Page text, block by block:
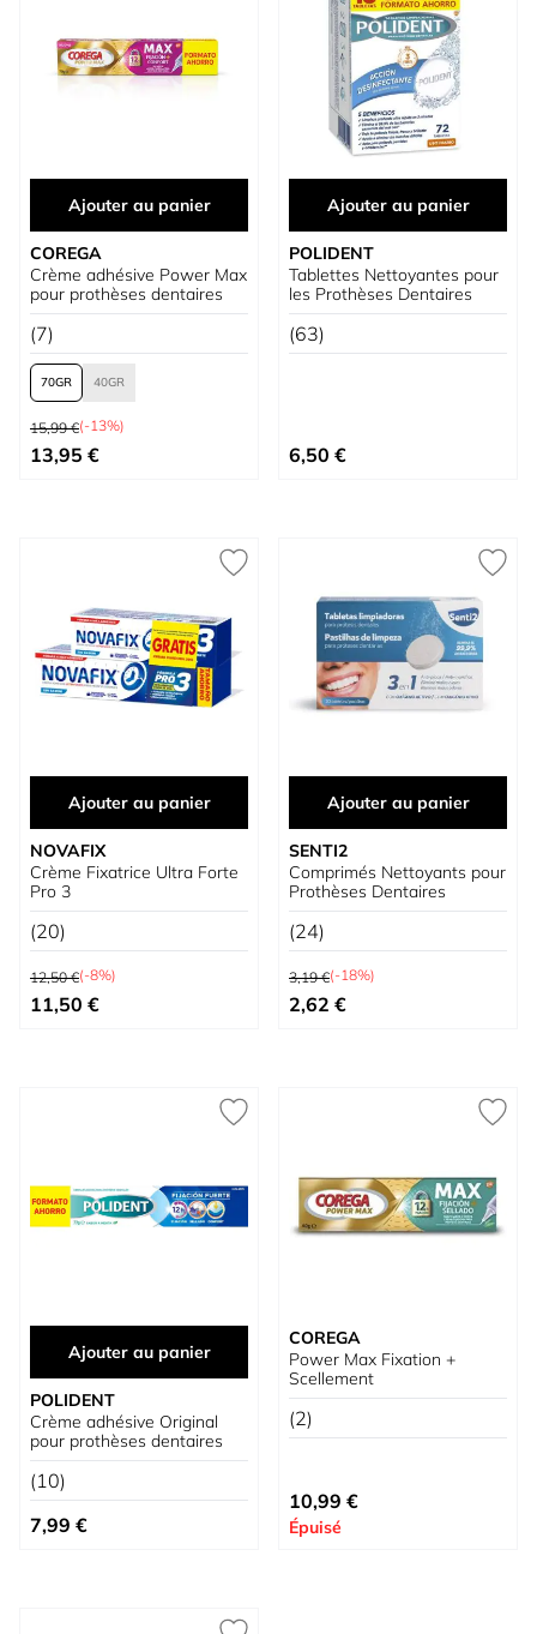
Ajouter au panier
COREGA
Crème adhésive Power Max
pour prothèses dentaires
(7)
70 40
Prix normal
15,99 €(-13%)
À partir de
13,95 €
Ajouter au panier
POLIDENT
Tablettes Nettoyantes pour
les Prothèses Dentaires
(63)
6,50 €
Ajouter au panier
NOVAFIX
Crème Fixatrice Ultra Forte
Pro 3
(20)
Prix normal
12,50 €(-8%)
Prix spécial
11,50 €
Ajouter au panier
SENTI2
Comprimés Nettoyants pour
Prothèses Dentaires
(24)
Prix normal
3,19 €(-18%)
Prix spécial
2,62 €
Ajouter au panier
POLIDENT
Crème adhésive Original
pour prothèses dentaires
(10)
7,99 €
COREGA
Power Max Fixation +
Scellement
(2)
10,99 €
Épuisé